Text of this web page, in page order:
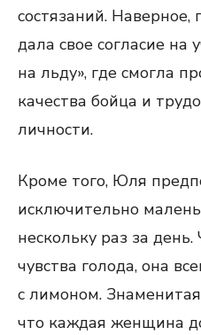
состязаний. Наверное,
дала свое согласие на
на льду», где смогла
качества бойца и
личности.
Кроме того, Юля
исключительно
нескольку раз за
чувства голода, она
с лимоном.
что каждая женщина